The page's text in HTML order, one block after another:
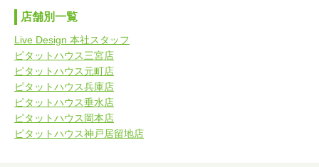
店舗別一覧
Live Design 本社スタッフ
ピタットハウス三宮店
ピタットハウス元町店
ピタットハウス兵庫店
ピタットハウス垂水店
ピタットハウス岡本店
ピタットハウス神戸居留地店